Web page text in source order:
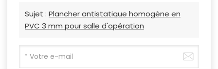
Sujet : Plancher antistatique homogène en
PVC 3 mm pour salle d'opération